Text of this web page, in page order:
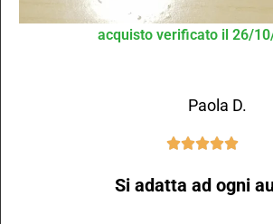
acquisto verificato il 26/
Paola D.

Si adatta ad ogni